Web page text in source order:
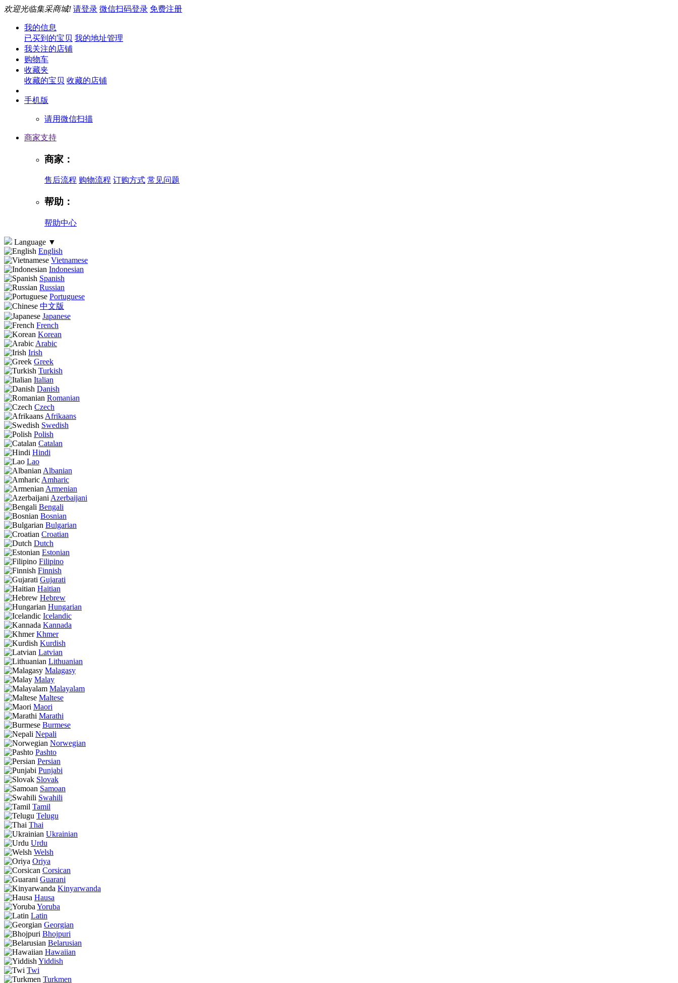
欢迎光临集采商城! 请登录 微信扫码登录 免费注册
我的信息
已买到的宝贝 我的地址管理
我关注的店铺
购物车
收藏夹
收藏的宝贝 收藏的店铺
手机版
请用微信扫描
商家支持
商家：
售后流程 购物流程 订购方式 常见问题
帮助：
帮助中心
Language ▼
English
Vietnamese
Indonesian
Spanish
Russian
Portuguese
中文版
Japanese
French
Korean
Arabic
Irish
Greek
Turkish
Italian
Danish
Romanian
Czech
Afrikaans
Swedish
Polish
Catalan
Hindi
Lao
Albanian
Amharic
Armenian
Azerbaijani
Bengali
Bosnian
Bulgarian
Croatian
Dutch
Estonian
Filipino
Finnish
Gujarati
Haitian
Hebrew
Hungarian
Icelandic
Kannada
Khmer
Kurdish
Latvian
Lithuanian
Malagasy
Malay
Malayalam
Maltese
Maori
Marathi
Burmese
Nepali
Norwegian
Pashto
Persian
Punjabi
Slovak
Samoan
Swahili
Tamil
Telugu
Thai
Ukrainian
Urdu
Welsh
Oriya
Corsican
Guarani
Kinyarwanda
Hausa
Yoruba
Latin
Georgian
Bhojpuri
Belarusian
Hawaiian
Yiddish
Twi
Turkmen